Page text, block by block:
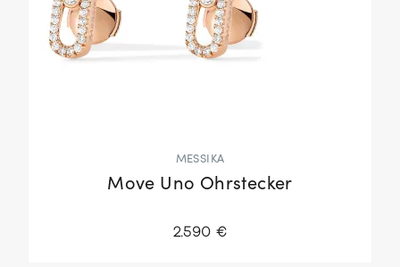
MESSIKA
Move Uno Ohrstecker
2.590 €